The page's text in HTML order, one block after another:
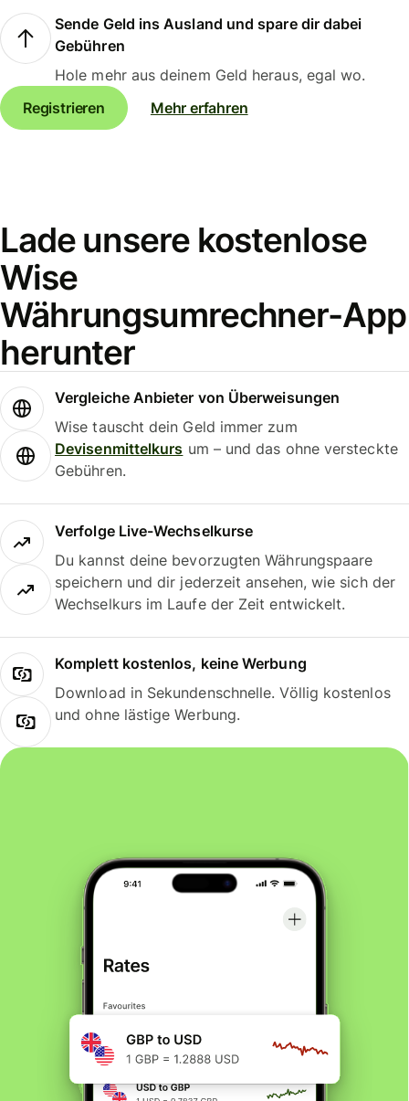
Sende Geld ins Ausland und spare dir dabei
Gebühren
Hole mehr aus deinem Geld heraus, egal wo.
Registrieren
Mehr erfahren
Lade unsere kostenlose
Wise
Währungsumrechner-App
herunter
Vergleiche Anbieter von Überweisungen
Wise tauscht dein Geld immer zum
Devisenmittelkurs um – und das ohne versteckte
Gebühren.
Verfolge Live-Wechselkurse
Du kannst deine bevorzugten Währungspaare
speichern und dir jederzeit ansehen, wie sich der
Wechselkurs im Laufe der Zeit entwickelt.
Komplett kostenlos, keine Werbung
Download in Sekundenschnelle. Völlig kostenlos
und ohne lästige Werbung.